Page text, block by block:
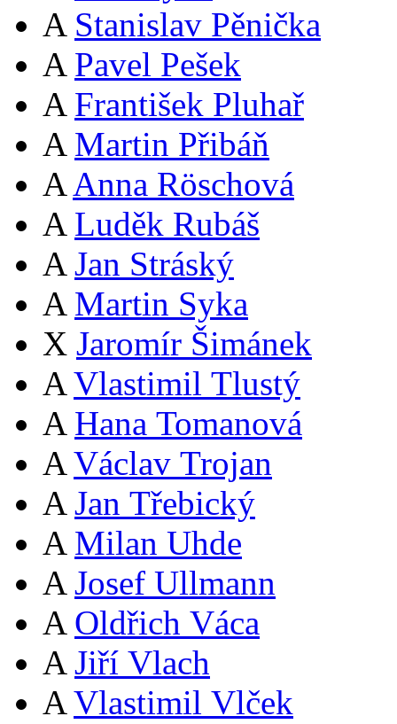
A Stanislav Pěnička
A Pavel Pešek
A František Pluhař
A Martin Přibáň
A Anna Röschová
A Luděk Rubáš
A Jan Stráský
A Martin Syka
X Jaromír Šimánek
A Vlastimil Tlustý
A Hana Tomanová
A Václav Trojan
A Jan Třebický
A Milan Uhde
A Josef Ullmann
A Oldřich Váca
A Jiří Vlach
A Vlastimil Vlček